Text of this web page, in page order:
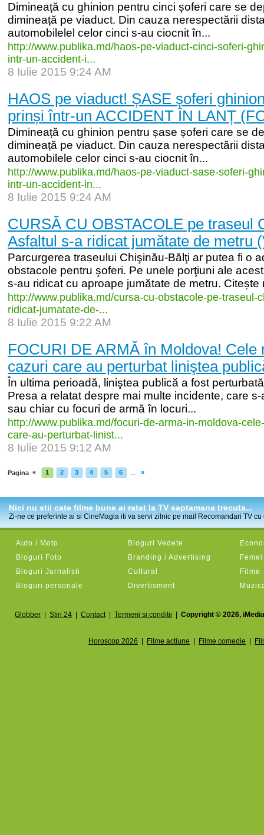
Dimineață cu ghinion pentru cinci șoferi care se
dimineață pe viaduct. Din cauza nerespectării
automobilelel celor cinci s-au ciocnit în...
http://www.publika.md/haos-pe-viaduct-cinci-soferi-
intr-un-accident-i...
8 Iulie 2015 9:24 AM
HAOS pe viaduct! ȘASE șoferi
prinși într-un ACCIDENT ÎN LANȚ
Dimineață cu ghinion pentru șase șoferi care se
dimineață pe viaduct. Din cauza nerespectării
automobilele celor cinci s-au ciocnit în...
http://www.publika.md/haos-pe-viaduct-sase-soferi-
intr-un-accident-in...
8 Iulie 2015 9:24 AM
CURSĂ CU OBSTACOLE pe traseul
Asfaltul s-a ridicat jumătate de metru
Parcurgerea traseului Chişinău-Bălţi ar putea fi o
obstacole pentru şoferi. Pe unele porţiuni ale
s-au ridicat cu aproape jumătate de metru. Citește
http://www.publika.md/cursa-cu-obstacole-pe-traseul-
ridicat-jumatate-de-...
8 Iulie 2015 9:22 AM
FOCURI DE ARMĂ în Moldova! Cele
cazuri care au perturbat liniştea
În ultima perioadă, liniştea publică a fost
Presa a relatat despre mai multe incidente, care
sau chiar cu focuri de armă în locuri...
http://www.publika.md/focuri-de-arma-in-moldova-cele-
care-au-perturbat- linist...
8 Iulie 2015 9:12 AM
Pagina « 1 2 3 4 5 6 »
Nici nu stii cate filme bune ai ratat la TV saptamana trecuta...
Zi-ne ce preferinte ai si CineMagia iti va servi zilnic pe mail Recomandari TV
Auto / Moto
Bloguri Foto
Bloguri Jurnalisti
Bloguri personale
Bloguri Vedete
Branding / Advertising
Cultural
Divertisment
Femei
Filme
Globber Stiri 24 Contact| Termeni si conditii Copyright © 2026,
Horoscop 2026 Filme actiune Filme comedie